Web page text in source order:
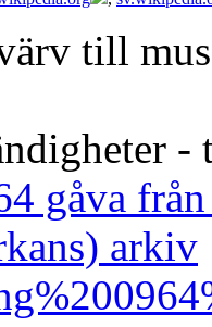
till
-
gåva
arkiv